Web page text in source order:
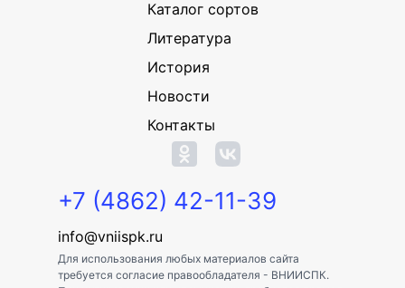
Каталог сортов
Литература
История
Новости
Контакты
+7 (4862) 42-11-39
info@vniispk.ru
Для использования любых материалов сайта
требуется согласие правообладателя - ВНИИСПК.